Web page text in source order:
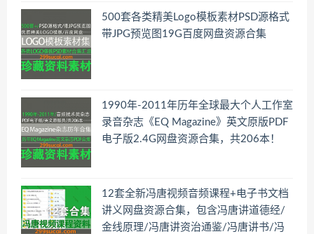
500套各类精美Logo模板素材PSD源格式
带JPG预览图19G百度网盘资源合集
1990年-2011年历年全球最大个人工作室
录音杂志《EQ Magazine》英文原版PDF
电子版2.4G网盘资源合集，共206本！
12套全新冯唐视频音频课程+电子书文档
讲义网盘资源合集，包含冯唐讲道德经/
金线原理/冯唐讲资治通鉴/冯唐讲书/冯